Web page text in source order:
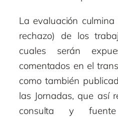
La evaluación
rechazo) de los
cuales serán
comentados en el
como también
las Jornadas, que así
consulta y